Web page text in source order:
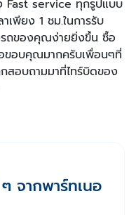
Fast service ทุกรูปแบบ
เพียง 1 ชม.ในการรับ
รถของคุณง่ายยิ่งขึ้น ซื้อ
ขอบคุณมากครับเพื่อนๆที่
สอบถามมาที่ไทร์บิดของ
จากพาร์ทเนอ